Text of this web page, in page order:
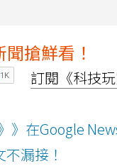
聞搶鮮看！
訂閱《科技
》在Google
漏接！